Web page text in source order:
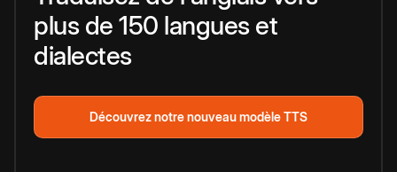
plus de 150 langues et
dialectes
Découvrez notre nouveau modèle TTS